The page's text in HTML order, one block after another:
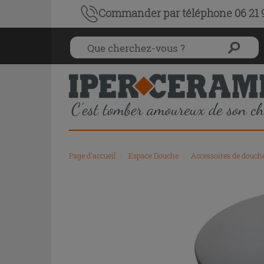
Commander par téléphone 06 21
Page d'accueil Espace Douche Accessoires de